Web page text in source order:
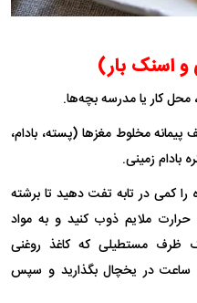
محل کار یا مدرسه بچه‌ها.
پیمانه مخلوط مغز‌ها (پسته، بادام،
کمی در تابه تفت دهید تا برشته
ملایم ذوب کنید و به مواد
ظرف مستطیلی که کاغذ روغنی
انداخته‌اید کاملاً پهن و فشرده کنید. ۲ ساعت در یخچال بگذارید و سپس